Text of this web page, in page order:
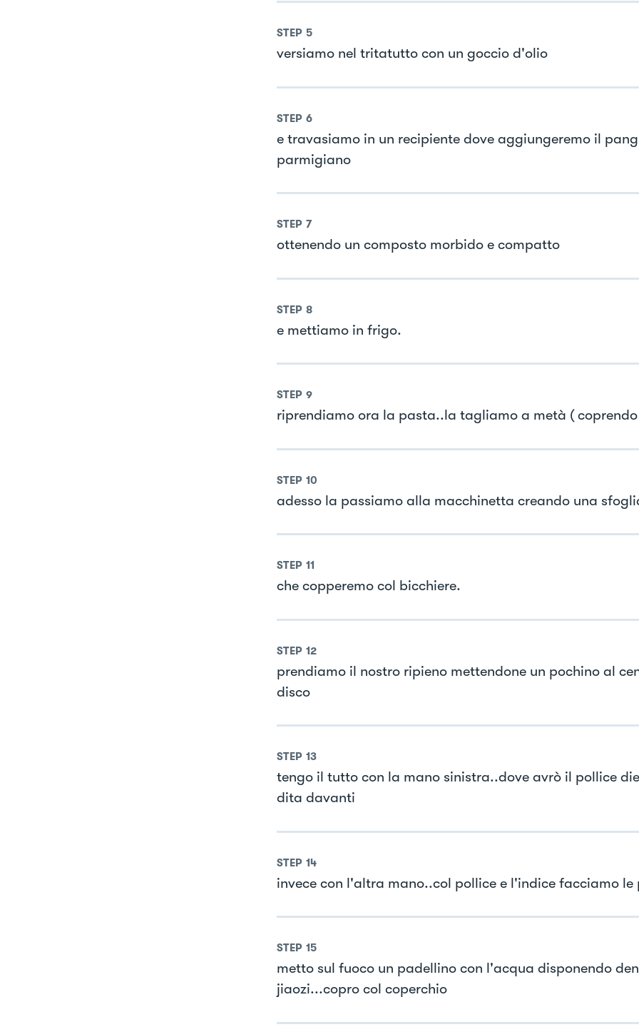
STEP 5
versiamo nel tritatutto con un goccio d'olio
STEP 6
e travasiamo in un recipiente dove aggiungeremo il
parmigiano
STEP 7
ottenendo un composto morbido e compatto
STEP 8
e mettiamo in frigo.
STEP 9
riprendiamo ora la pasta..la tagliamo a metà (
STEP 10
adesso la passiamo alla macchinetta creando una
STEP 11
che copperemo col bicchiere.
STEP 12
prendiamo il nostro ripieno mettendone un pochino al
disco
STEP 13
tengo il tutto con la mano sinistra..dove avrò il pollice
dita davanti
STEP 14
invece con l'altra mano..col pollice e l'indice facciamo le
STEP 15
metto sul fuoco un padellino con l'acqua disponendo
jiaozi...copro col coperchio